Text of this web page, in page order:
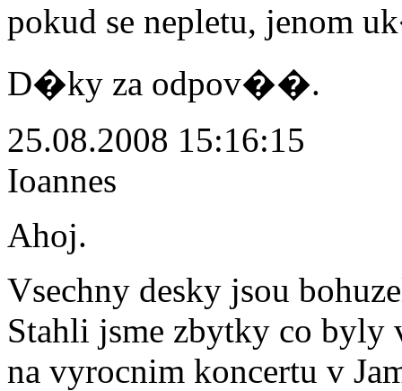
pokud se nepletu, jenom
D�ky za odpov��.
25.08.2008 15:16:15
Ioannes
Ahoj.
Vsechny desky jsou
Stahli jsme zbytky co byly
na vyrocnim koncertu v